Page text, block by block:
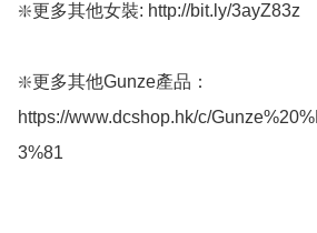
❇️更多其他女裝: http://bit.ly/3ayZ83z
❇️更多其他Gunze產品：
https://www.dcshop.hk/c/
3%81